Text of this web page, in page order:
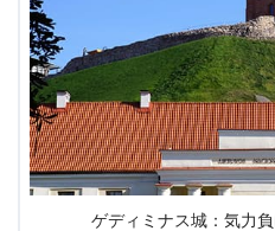
ゲディミナス城：気力